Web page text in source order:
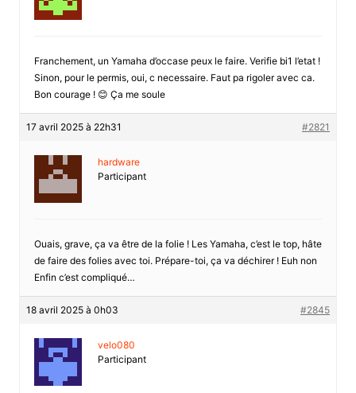
Franchement, un Yamaha d’occase peux le faire. Verifie bi1 l’etat !
Sinon, pour le permis, oui, c necessaire. Faut pa rigoler avec ca.
Bon courage ! 😊 Ça me soule
17 avril 2025 à 22h31 #2821
hardware
Participant
Ouais, grave, ça va être de la folie ! Les Yamaha, c’est le top, hâte
de faire des folies avec toi. Prépare-toi, ça va déchirer ! Euh non
Enfin c’est compliqué…
18 avril 2025 à 0h03 #2845
velo080
Participant